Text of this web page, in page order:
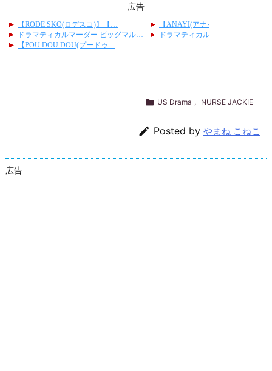
広告
 US Drama , NURSE JACKIE
 Posted by やまね こねこ
広告